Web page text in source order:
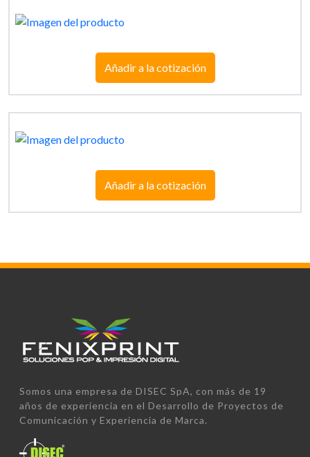
Añadir a la cotización
Añadir a la cotización
Somos una empresa de DISEC SpA, con más de 19
años de experiencia en el Desarrollo de Proyectos de
Comunicación y Experiencia de Marca.